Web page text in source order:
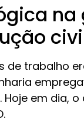
de trabalho
em dia,